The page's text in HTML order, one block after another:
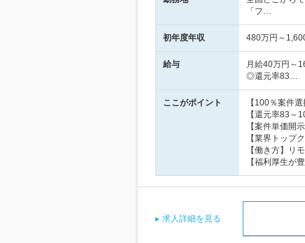
「フ…
初年度年収 480万円～
給与
月給40万円～
◎還元率83…
ここがポイント
【100％案件
【還元率83～
【案件単価開
【業界トップ
【働き方】リ
【福利厚生が
求人詳細を見る